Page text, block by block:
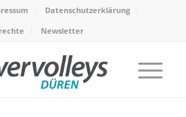
Datenschutzerklärung
Newsletter